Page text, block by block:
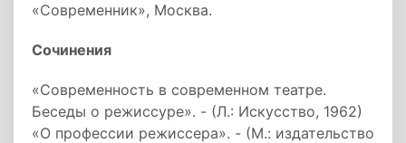
«Современник», Москва.
Сочинения
«Современность в современном театре.
Беседы о режиссуре». - (Л.: Искусство, 1962)
«О профессии режиссера». - (М.: издательство